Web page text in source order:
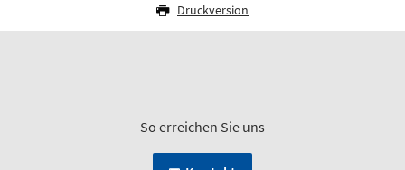
Druckversion
So erreichen Sie uns